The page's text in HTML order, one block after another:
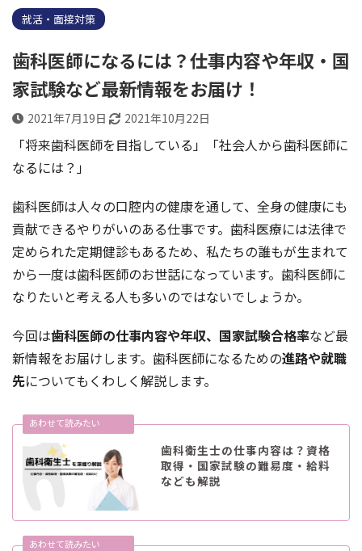
就活・面接対策
歯科医師になるには？仕事内容や年収・国
家試験など最新情報をお届け！
2021年7月19日 2021年10月22日
「将来歯科医師を目指している」「社会人から歯科医師に
なるには？」
歯科医師は人々の口腔内の健康を通して、全身の健康にも
貢献できるやりがいのある仕事です。歯科医療には法律で
定められた定期健診もあるため、私たちの誰もが生まれて
から一度は歯科医師のお世話になっています。歯科医師に
なりたいと考える人も多いのではないでしょうか。
今回は歯科医師の仕事内容や年収、国家試験合格率など最
新情報をお届けします。歯科医師になるための進路や就職
先についてもくわしく解説します。
歯科衛生士の仕事内容は？資格
取得・国家試験の難易度・給料
なども解説